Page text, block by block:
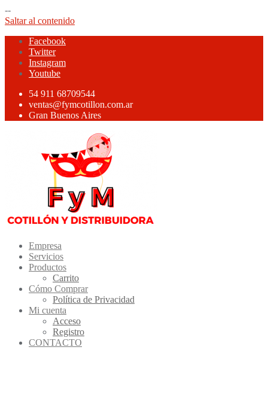
--
Saltar al contenido
Facebook
Twitter
Instagram
Youtube
54 911 68709544
ventas@fymcotillon.com.ar
Gran Buenos Aires
Empresa
Servicios
Productos
Carrito
Cómo Comprar
Política de Privacidad
Mi cuenta
Acceso
Registro
CONTACTO